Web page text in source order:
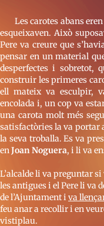
Les carotes abans
esqueixaven. Això
Pere va creure que
pensar en un material
desperfectes i sobretot,
construir les primeres
ell mateix va esculpir,
encolada i, un cop va
una carota molt més
satisfactòries la va portar
la seva troballa. Es va
enJoan Noguera, i li va
L’alcalde li va preguntar
les antigues i el Pere li va
de l’Ajuntament iva
feu anar a recollir i en
vistiplau.